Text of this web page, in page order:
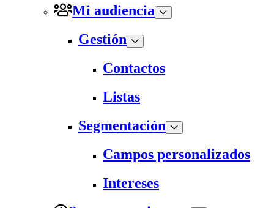
Mi audiencia
Gestión
Contactos
Listas
Segmentación
Campos personalizados
Intereses